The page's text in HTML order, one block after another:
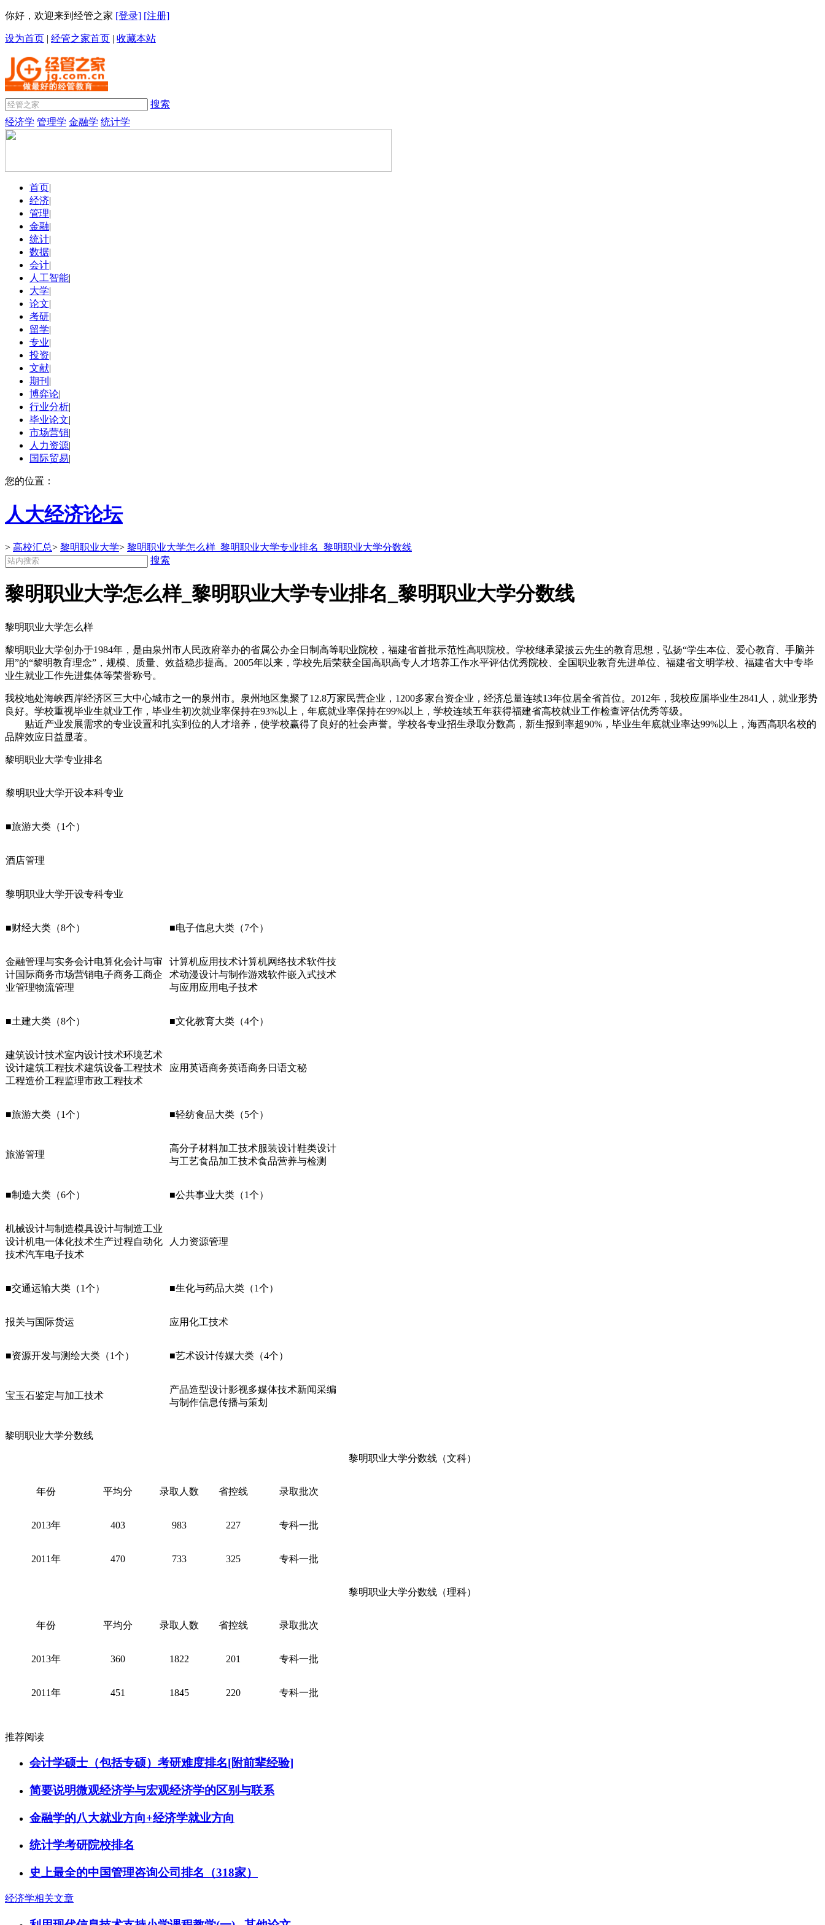
你好，欢迎来到经管之家 [登录] [注册]
设为首页 | 经管之家首页 | 收藏本站
搜索
经济学 管理学 金融学 统计学
首页|
经济|
管理|
金融|
统计|
数据|
会计|
人工智能|
大学|
论文|
考研|
留学|
专业|
投资|
文献|
期刊 |
博弈论|
行业分析|
毕业论文|
市场营销|
人力资源|
国际贸易|
您的位置：
人大经济论坛
> 高校汇总> 黎明职业大学> 黎明职业大学怎么样_黎明职业大学专业排名_黎明职业大学分数线
搜索
黎明职业大学怎么样_黎明职业大学专业排名_黎明职业大学分数线
黎明职业大学怎么样
黎明职业大学创办于1984年，是由泉州市人民政府举办的省属公办全日制高等职业院校，福建省首批示范性高职院校。学校继承梁披云先生的教育思想，弘扬“学生本位、爱心教育、手脑并
用”的“黎明教育理念”，规模、质量、效益稳步提高。2005年以来，学校先后荣获全国高职高专人才培养工作水平评估优秀院校、全国职业教育先进单位、福建省文明学校、福建省大中专毕
业生就业工作先进集体等荣誉称号。
我校地处海峡西岸经济区三大中心城市之一的泉州市。泉州地区集聚了12.8万家民营企业，1200多家台资企业，经济总量连续13年位居全省首位。2012年，我校应届毕业生2841人，就业形势
良好。学校重视毕业生就业工作，毕业生初次就业率保持在93%以上，年底就业率保持在99%以上，学校连续五年获得福建省高校就业工作检查评估优秀等级。
贴近产业发展需求的专业设置和扎实到位的人才培养，使学校赢得了良好的社会声誉。学校各专业招生录取分数高，新生报到率超90%，毕业生年底就业率达99%以上，海西高职名校的
品牌效应日益显著。
黎明职业大学专业排名
黎明职业大学开设本科专业
■旅游大类（1个）
酒店管理
黎明职业大学开设专科专业
■财经大类（8个） ■电子信息大类（7个）
金融管理与实务会计电算化会计与审
计国际商务市场营销电子商务工商企
业管理物流管理
计算机应用技术计算机网络技术软件技
术动漫设计与制作游戏软件嵌入式技术
与应用应用电子技术
■土建大类（8个） ■文化教育大类（4个）
建筑设计技术室内设计技术环境艺术
设计建筑工程技术建筑设备工程技术
工程造价工程监理市政工程技术
应用英语商务英语商务日语文秘
■旅游大类（1个） ■轻纺食品大类（5个）
旅游管理
高分子材料加工技术服装设计鞋类设计
与工艺食品加工技术食品营养与检测
■制造大类（6个） ■公共事业大类（1个）
机械设计与制造模具设计与制造工业
设计机电一体化技术生产过程自动化
技术汽车电子技术
人力资源管理
■交通运输大类（1个） ■生化与药品大类（1个）
报关与国际货运 应用化工技术
■资源开发与测绘大类（1个） ■艺术设计传媒大类（4个）
宝玉石鉴定与加工技术
产品造型设计影视多媒体技术新闻采编
与制作信息传播与策划
黎明职业大学分数线
黎明职业大学分数线（文科）
年份 平均分 录取人数 省控线 录取批次
2013年 403 983 227 专科一批
2011年 470 733 325 专科一批
黎明职业大学分数线（理科）
年份 平均分 录取人数 省控线 录取批次
2013年 360 1822 201 专科一批
2011年 451 1845 220 专科一批
推荐阅读
会计学硕士（包括专硕）考研难度排名[附前辈经验]
简要说明微观经济学与宏观经济学的区别与联系
金融学的八大就业方向+经济学就业方向
统计学考研院校排名
史上最全的中国管理咨询公司排名（318家）
经济学相关文章